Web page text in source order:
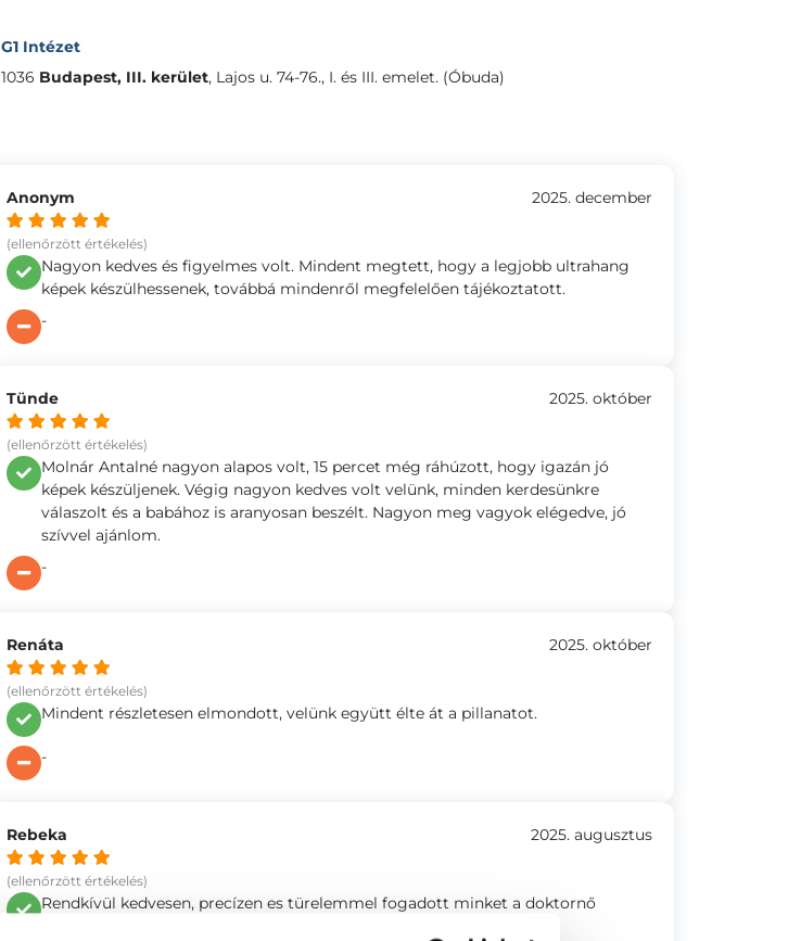
G1 Intézet
1036 Budapest, III. kerület, Lajos u. 74-76., I. és III. emelet. (Óbuda)
Anonym
(ellenőrzött értékelés)
2025. december
Nagyon kedves és figyelmes volt. Mindent megtett, hogy a legjobb ultrahang
képek készülhessenek, továbbá mindenről megfelelően tájékoztatott.
-
Tünde
(ellenőrzött értékelés)
2025. október
Molnár Antalné nagyon alapos volt, 15 percet még ráhúzott, hogy igazán jó
képek készüljenek. Végig nagyon kedves volt velünk, minden kerdesünkre
válaszolt és a babához is aranyosan beszélt. Nagyon meg vagyok elégedve, jó
szívvel ajánlom.
-
Renáta
(ellenőrzött értékelés)
2025. október
Mindent részletesen elmondott, velünk együtt élte át a pillanatot.
-
Rebeka
(ellenőrzött értékelés)
2025. augusztus
Rendkívül kedvesen, precízen es türelemmel fogadott minket a doktornő